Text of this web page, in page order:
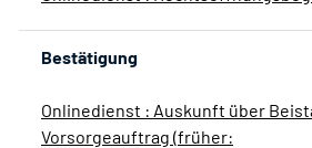
Bestätigung
Onlinedienst : Auskunft über
Vorsorgeauftrag (früher: